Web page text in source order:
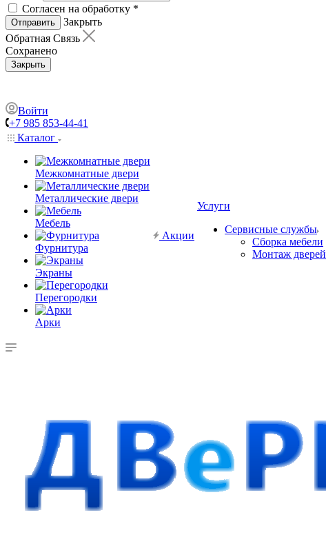
Согласен на обработку *
Отправить
Закрыть
Обратная Связь
Сохранено
Закрыть
Войти
+7 985 853-44-41
Каталог
Межкомнатные двери
Металлические двери
Мебель
Фурнитура
Экраны
Перегородки
Арки
Акции
Услуги
Сервисные службы
Сборка мебели
Монтаж дверей